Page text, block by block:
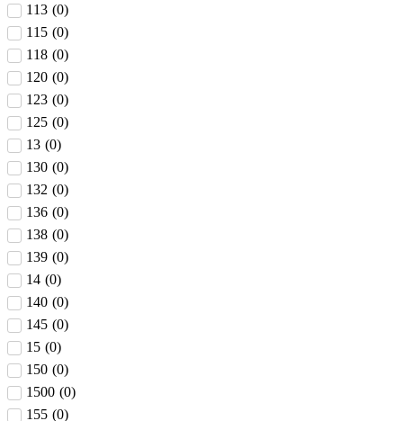
113 (0)
115 (0)
118 (0)
120 (0)
123 (0)
125 (0)
13 (0)
130 (0)
132 (0)
136 (0)
138 (0)
139 (0)
14 (0)
140 (0)
145 (0)
15 (0)
150 (0)
1500 (0)
155 (0)